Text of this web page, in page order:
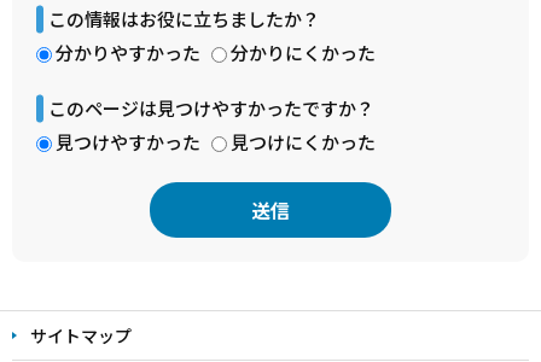
この情報はお役に立ちましたか？
分かりやすかった
分かりにくかった
このページは見つけやすかったですか？
見つけやすかった
見つけにくかった
文
こ サイトマップ